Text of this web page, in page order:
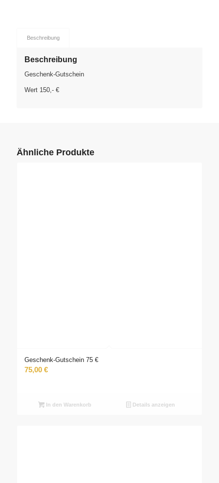
Beschreibung
Beschreibung
Geschenk-Gutschein
Wert 150,- €
Ähnliche Produkte
Geschenk-Gutschein 75 €
75,00 €
In den Warenkorb Details anzeigen